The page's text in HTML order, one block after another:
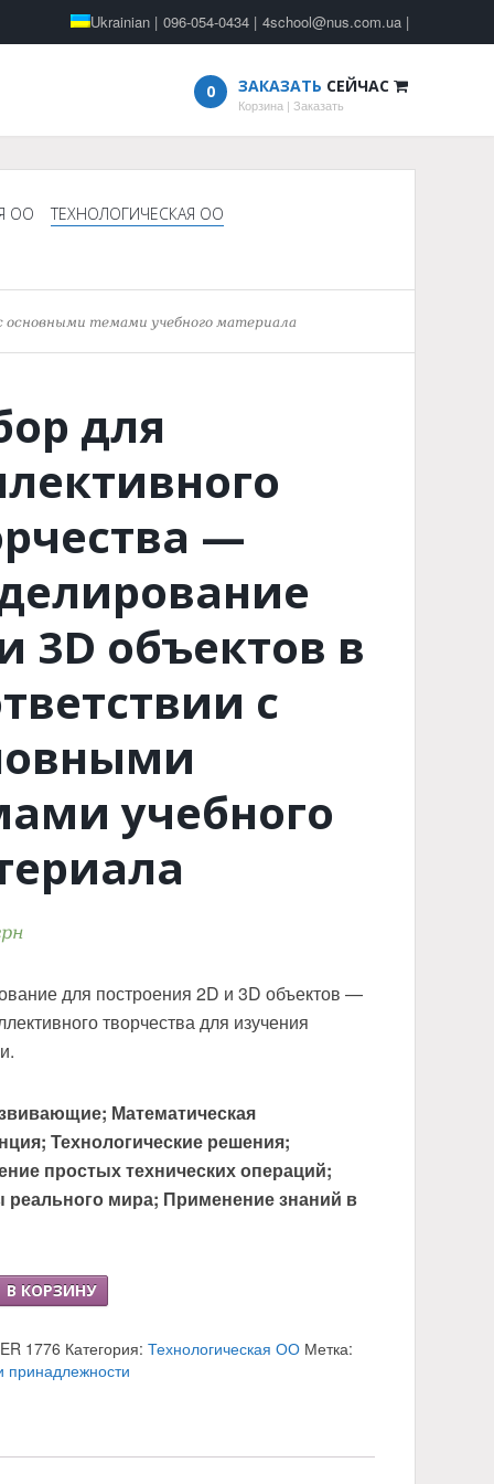
Ukrainian | 096-054-0434 | 4school@nus.com.ua |
0 ЗАКАЗАТЬ СЕЙЧАС
Корзина | Заказать
ОО
ТЕХНОЛОГИЧЕСКАЯ ОО
основными темами учебного материала
для
—
3D объектов в
с
учебного
для построения 2D и 3D объектов —
творчества для изучения
Математическая
Технологические решения;
простых технических операций;
реального мира; Применение знаний в
В КОРЗИНУ
1776 Категория:Технологическая ОО Метка:
принадлежности